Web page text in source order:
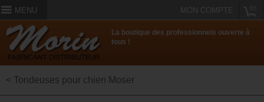
MENU MON COMPTE
La boutique des professionnels ouverte à
tous !
< Tondeuses pour chien Moser